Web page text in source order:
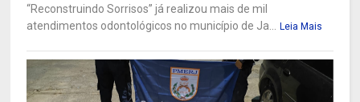
“Reconstruindo Sorrisos” já realizou mais de mil
atendimentos odontológicos no município de Ja...
Leia Mais